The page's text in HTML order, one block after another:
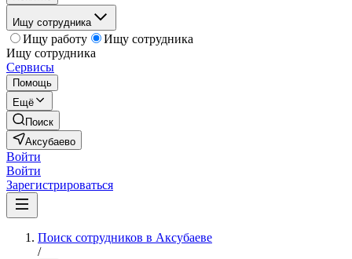
Ищу сотрудника
Ищу работу
Ищу сотрудника
Ищу сотрудника
Сервисы
Помощь
Ещё
Поиск
Аксубаево
Войти
Войти
Зарегистрироваться
Поиск сотрудников в Аксубаеве
/